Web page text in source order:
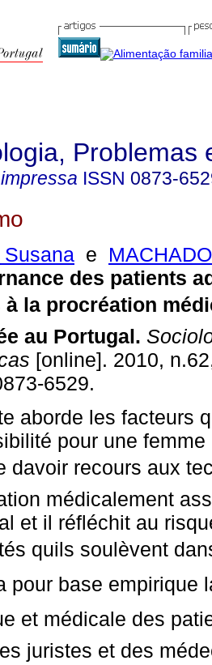
Problemas
ISSN 0873-
Susana e
des patients
à la procréation
au Portugal.
[online]. 2010,
6529.
aborde les facteurs
pour une femme
davoir recours aux
médicalement
et il réfléchit au
quils soulèvent
pour base empirique
et médicale des
juristes et des